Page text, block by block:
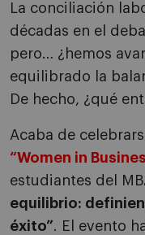
La conciliación
décadas en el
pero… ¿hemos
equilibrado la
De hecho, ¿qué
Acaba de
“Women in
estudiantes del
equilibrio:
éxito”. El evento